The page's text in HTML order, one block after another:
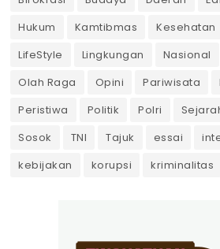
Hukum
Kamtibmas Kesehatan
LifeStyle
Lingkungan Nasional
Olah Raga
Opini Pariwisata
Peristiwa
Politik Polri
Sosok
TNI Tajuk essai
kebijakan
korupsi kriminalitas